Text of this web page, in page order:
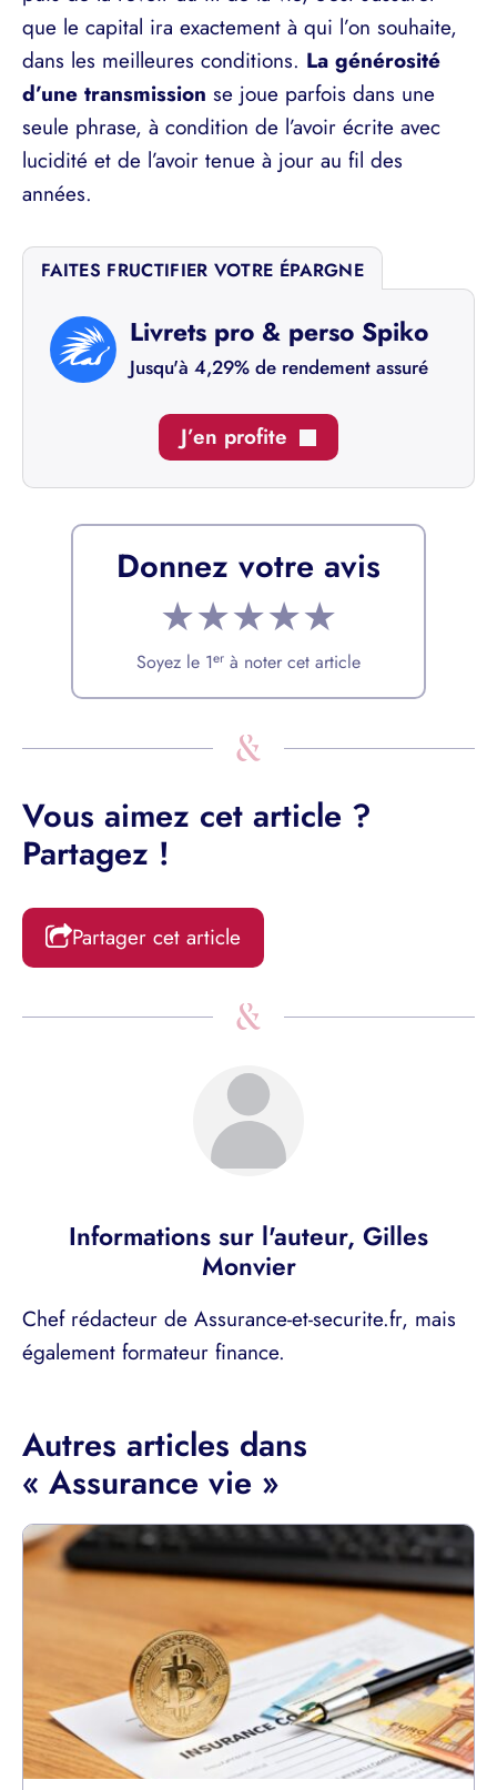
que le capital ira exactement à qui l’on souhaite,
dans les meilleures conditions. La générosité
d’une transmission se joue parfois dans une
seule phrase, à condition de l’avoir écrite avec
lucidité et de l’avoir tenue à jour au fil des
années.
FAITES FRUCTIFIER VOTRE ÉPARGNE
Livrets pro & perso Spiko
Jusqu'à 4,29% de rendement assuré
J’en profite
Donnez votre avis
★★★★★
Soyez le 1er à noter cet article
Vous aimez cet article ?
Partagez !
Partager cet article
Informations sur l'auteur, Gilles
Monvier
Chef rédacteur de Assurance-et-securite.fr, mais
également formateur finance.
Autres articles dans
« Assurance vie »